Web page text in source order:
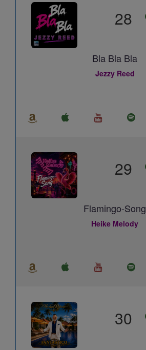
28
Bla Bla Bla
Jezzy Reed
29
Flamingo-Song
Heike Melody
30